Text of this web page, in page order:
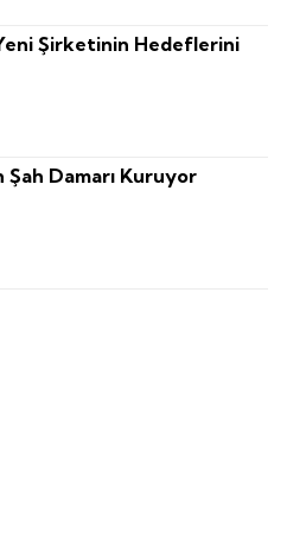
Şirketinin Hedeflerini
Şah Damarı Kuruyor